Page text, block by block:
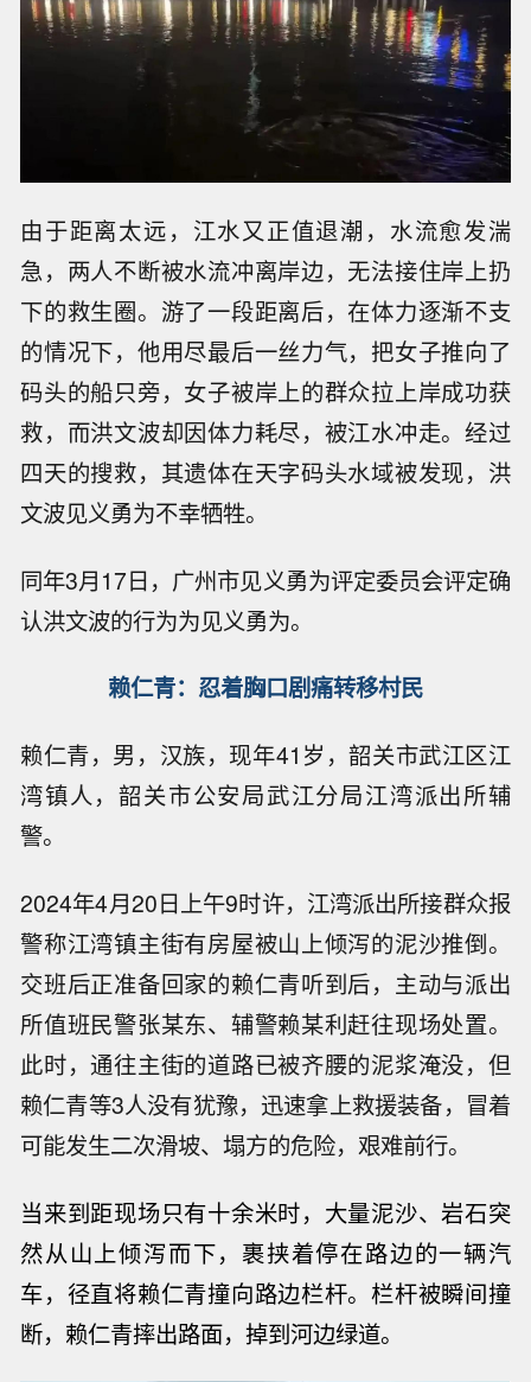
由于距离太远，江水又正值退潮，水流愈发湍
急，两人不断被水流冲离岸边，无法接住岸上扔
下的救生圈。游了一段距离后，在体力逐渐不支
的情况下，他用尽最后一丝力气，把女子推向了
码头的船只旁，女子被岸上的群众拉上岸成功获
救，而洪文波却因体力耗尽，被江水冲走。经过
四天的搜救，其遗体在天字码头水域被发现，洪
文波见义勇为不幸牺牲。
同年3月17日，广州市见义勇为评定委员会评定确
认洪文波的行为为见义勇为。
赖仁青：忍着胸口剧痛转移村民
赖仁青，男，汉族，现年41岁，韶关市武江区江
湾镇人，韶关市公安局武江分局江湾派出所辅
警。
2024年4月20日上午9时许，江湾派出所接群众报
警称江湾镇主街有房屋被山上倾泻的泥沙推倒。
交班后正准备回家的赖仁青听到后，主动与派出
所值班民警张某东、辅警赖某利赶往现场处置。
此时，通往主街的道路已被齐腰的泥浆淹没，但
赖仁青等3人没有犹豫，迅速拿上救援装备，冒着
可能发生二次滑坡、塌方的危险，艰难前行。
当来到距现场只有十余米时，大量泥沙、岩石突
然从山上倾泻而下，裹挟着停在路边的一辆汽
车，径直将赖仁青撞向路边栏杆。栏杆被瞬间撞
断， 赖仁青摔出路面，掉到河边绿道。